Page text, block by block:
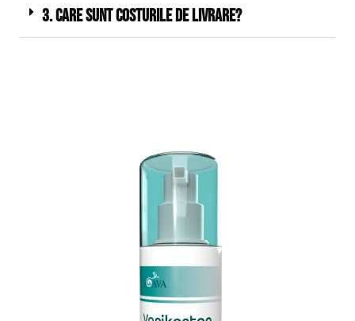
3. Care sunt costurile de livrare?